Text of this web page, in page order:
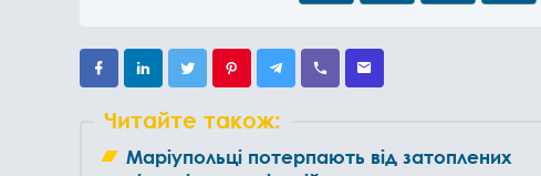
Читайте також:
Маріупольці потерпають від затоплених